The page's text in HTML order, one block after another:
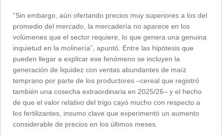
“Sin embargo, aún ofertando precios muy superiores a los del
promedio del mercado, la mercadería no aparece en los
volúmenes que el sector requiere, lo que genera una genuina
inquietud en la molinería”, apuntó. Entre las hipótesis que
pueden llegar a explicar ese fenómeno se incluyen la
generación de liquidez con ventas abundantes de maíz
temprano por parte de los productores –cereal que registró
también una cosecha extraordinaria en 2025/26– y el hecho
de que el valor relativo del trigo cayó mucho con respecto a
los fertilizantes, insumo clave que experimentó un aumento
considerable de precios en los últimos meses.